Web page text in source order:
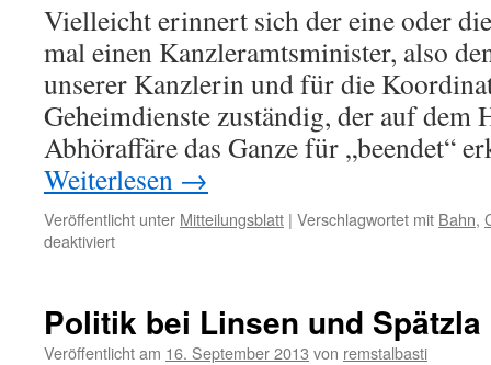
Vielleicht erinnert sich der eine oder
mal einen Kanzleramtsminister, also
unserer Kanzlerin und für die
Geheimdienste zuständig, der auf dem
Abhöraffäre das Ganze für „beendet“
Weiterlesen →
Veröffentlicht unter Mitteilungsblatt | Verschlagwortet mit Bahn,
deaktiviertfür
Maulwurf
vom
Politik bei Linsen und Spätzla
Veröffentlicht am 16. September 2013 von remstalbasti